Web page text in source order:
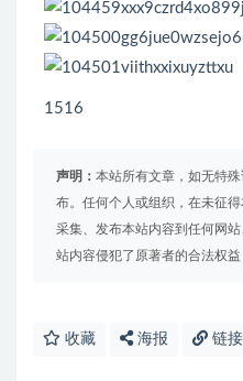
1516
声明： 本站所有文章，如无特
布。任何个人或组织，在未征
采集、发布本站内容到任何网
站内容侵犯了原著者的合法权益
收藏 海报 链接